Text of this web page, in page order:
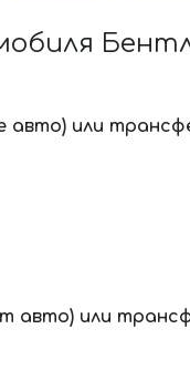
авто) или
авто) или